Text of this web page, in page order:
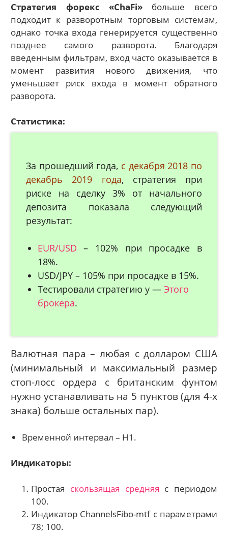
Стратегия форекс «ChaFi» больше всего
подходит к разворотным торговым системам,
однако точка входа генерируется существенно
позднее самого разворота. Благодаря
введенным фильтрам, вход часто оказывается в
момент развития нового движения, что
уменьшает риск входа в момент обратного
разворота.
Статистика:
За прошедший года, с декабря 2018 по
декабрь 2019 года, стратегия при
риске на сделку 3% от начального
депозита показала следующий
результат:
EUR/USD – 102% при просадке в
18%.
USD/JPY – 105% при просадке в 15%.
Тестировали стратегию у — Этого
брокера.
Валютная пара – любая с долларом США
(минимальный и максимальный размер
стоп-лосс ордера с британским фунтом
нужно устанавливать на 5 пунктов (для 4-х
знака) больше остальных пар).
Временной интервал – Н1.
Индикаторы:
Простая скользящая средняя с периодом
100.
Индикатор ChannelsFibo-mtf с параметрами
78; 100.